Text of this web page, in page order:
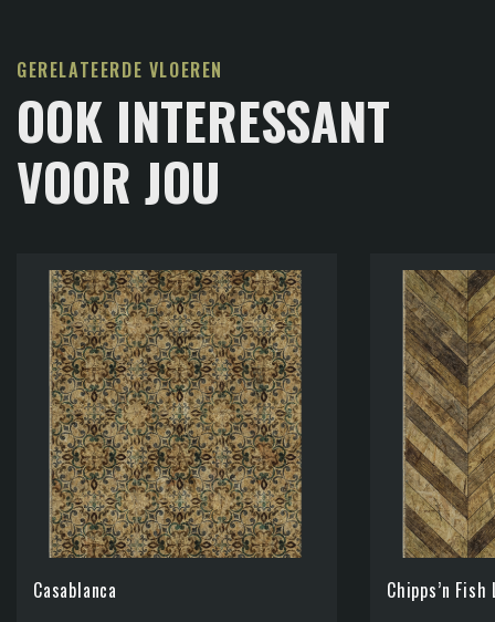
GERELATEERDE VLOEREN
OOK INTERESSANT
VOOR JOU
Casablanca Chipps’n